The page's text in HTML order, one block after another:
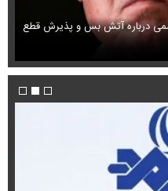
درباره آتش بس و پذیرش قطع